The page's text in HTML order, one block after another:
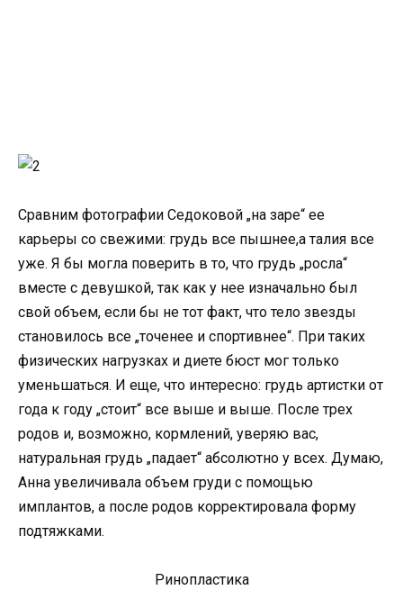
Сравним фотографии Седоковой „на заре“ ее
карьеры со свежими: грудь все пышнее,а талия все
уже. Я бы могла поверить в то, что грудь „росла“
вместе с девушкой, так как у нее изначально был
свой объем, если бы не тот факт, что тело звезды
становилось все „точенее и спортивнее“. При таких
физических нагрузках и диете бюст мог только
уменьшаться. И еще, что интересно: грудь артистки от
года к году „стоит“ все выше и выше. После трех
родов и, возможно, кормлений, уверяю вас,
натуральная грудь „падает“ абсолютно у всех. Думаю,
Анна увеличивала объем груди с помощью
имплантов, а после родов корректировала форму
подтяжками.
Ринопластика